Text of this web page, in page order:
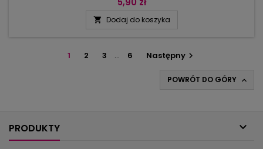
zwierzątek, które ozdobią okna Waszego pokoju, łazienki i
 Dodaj do koszyka
1 2 3 … 6 Następny
POWRÓT DO GÓRY 
PRODUKTY 